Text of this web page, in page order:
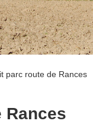
parc route de Rances
Rances